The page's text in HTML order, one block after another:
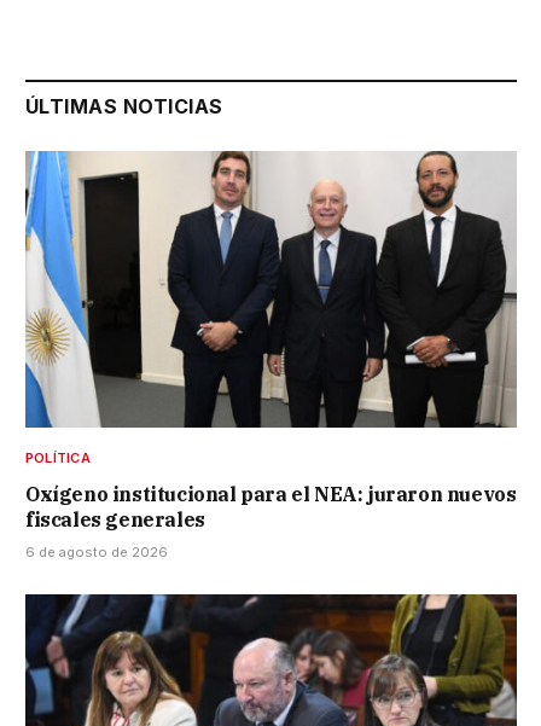
ÚLTIMAS NOTICIAS
POLÍTICA
Oxígeno institucional para el NEA: juraron nuevos
fiscales generales
6 de agosto de 2026